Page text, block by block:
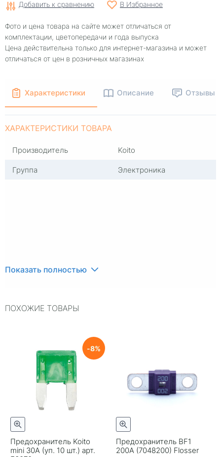
Добавить к сравнению В Избранное
Фото и цена товара на сайте может отличаться от
комплектации, цветопередачи и года выпуска
Цена действительна только для интернет-магазина и может
отличаться от цен в розничных магазинах
Характеристики Описание Отзывы
ХАРАКТЕРИСТИКИ ТОВАРА
Производитель
Koito
Группа
Электроника
Показать полностью
ПОХОЖИЕ ТОВАРЫ
Предохранитель Koito
mini 30A (уп. 10 шт.) арт.
8
Предохранитель BF1
200A (7048200) Flosser